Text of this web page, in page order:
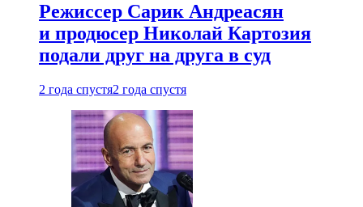
Режиссер Сарик Андреасян
и продюсер Николай Картозия
подали друг на друга в суд
2 года спустя2 года спустя